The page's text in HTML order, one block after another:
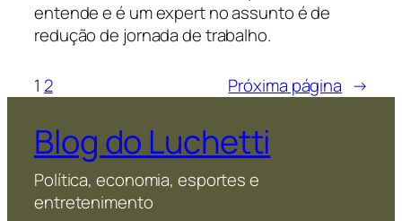
entende e é um expert no assunto é de
redução de jornada de trabalho.
1 2 Próxima página →
Blog do Luchetti
Política, economia, esportes e
entretenimento